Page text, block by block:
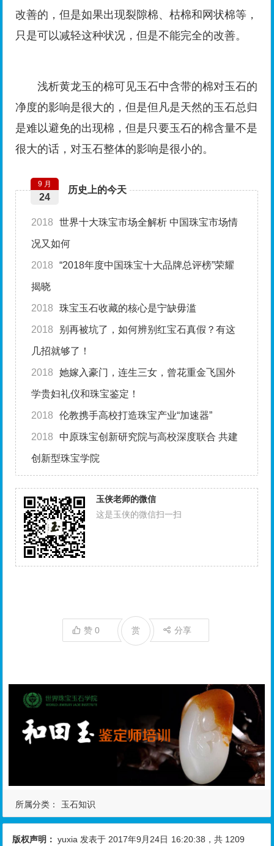
改善的，但是如果出现裂隙棉、枯棉和网状棉等，
只是可以减轻这种状况，但是不能完全的改善。
浅析黄龙玉的棉可见玉石中含带的棉对玉石的
净度的影响是很大的，但是但凡是天然的玉石总归
是难以避免的出现棉，但是只要玉石的棉含量不是
很大的话，对玉石整体的影响是很小的。
历史上的今天
9 月
24
2018 世界十大珠宝市场全解析 中国珠宝市场情
况又如何
2018 “2018年度中国珠宝十大品牌总评榜”荣耀
揭晓
2018 珠宝玉石收藏的核心是宁缺毋滥
2018 别再被坑了，如何辨别红宝石真假？有这
几招就够了！
2018 她嫁入豪门，连生三女，曾花重金飞国外
学贵妇礼仪和珠宝鉴定！
2018 伦教携手高校打造珠宝产业“加速器”
2018 中原珠宝创新研究院与高校深度联合 共建
创新型珠宝学院
玉侠老师的微信
这是玉侠的微信扫一扫
赞0 分享
赏
所属分类： 玉石知识
版权声明： yuxia 发表于 2017年9月24日 16:20:38 ，共 1209